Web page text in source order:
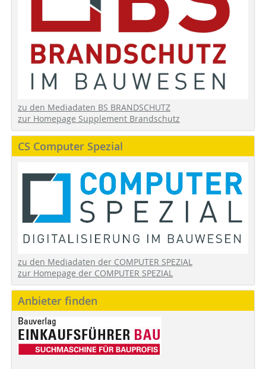
zu den Mediadaten BS BRANDSCHUTZ
zur Homepage Supplement Brandschutz
CS Computer Spezial
zu den Mediadaten der COMPUTER SPEZIAL
zur Homepage der COMPUTER SPEZIAL
Anbieter finden